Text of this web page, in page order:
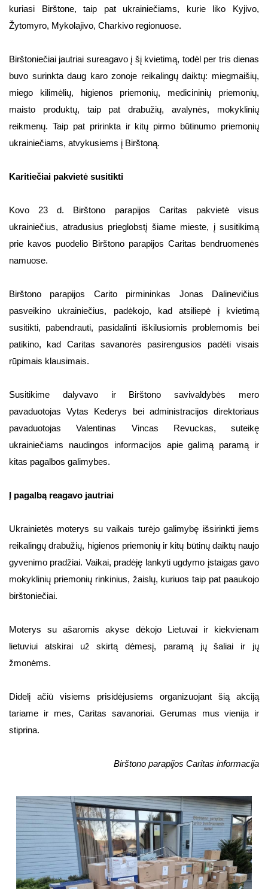
kuriasi Birštone, taip pat ukrainiečiams, kurie liko Kyjivo,
Žytomyro, Mykolajivo, Charkivo regionuose.
Birštoniečiai jautriai sureagavo į šį kvietimą, todėl per tris dienas
buvo surinkta daug karo zonoje reikalingų daiktų: miegmaišių,
miego kilimėlių, higienos priemonių, medicininių priemonių,
maisto produktų, taip pat drabužių, avalynės, mokyklinių
reikmenų. Taip pat pririnkta ir kitų pirmo būtinumo priemonių
ukrainiečiams, atvykusiems į Birštoną.
Karitiečiai pakvietė susitikti
Kovo 23 d. Birštono parapijos Caritas pakvietė visus
ukrainiečius, atradusius prieglobstį šiame mieste, į susitikimą
prie kavos puodelio Birštono parapijos Caritas bendruomenės
namuose.
Birštono parapijos Carito pirmininkas Jonas Dalinevičius
pasveikino ukrainiečius, padėkojo, kad atsiliepė į kvietimą
susitikti, pabendrauti, pasidalinti iškilusiomis problemomis bei
patikino, kad Caritas savanorės pasirengusios padėti visais
rūpimais klausimais.
Susitikime dalyvavo ir Birštono savivaldybės mero
pavaduotojas Vytas Kederys bei administracijos direktoriaus
pavaduotojas Valentinas Vincas Revuckas, suteikę
ukrainiečiams naudingos informacijos apie galimą paramą ir
kitas pagalbos galimybes.
Į pagalbą reagavo jautriai
Ukrainietės moterys su vaikais turėjo galimybę išsirinkti jiems
reikalingų drabužių, higienos priemonių ir kitų būtinų daiktų naujo
gyvenimo pradžiai. Vaikai, pradėję lankyti ugdymo įstaigas gavo
mokyklinių priemonių rinkinius, žaislų, kuriuos taip pat paaukojo
birštoniečiai.
Moterys su ašaromis akyse dėkojo Lietuvai ir kiekvienam
lietuviui atskirai už skirtą dėmesį, paramą jų šaliai ir jų
žmonėms.
Didelį ačiū visiems prisidėjusiems organizuojant šią akciją
tariame ir mes, Caritas savanoriai. Gerumas mus vienija ir
stiprina.
Birštono parapijos Caritas informacija